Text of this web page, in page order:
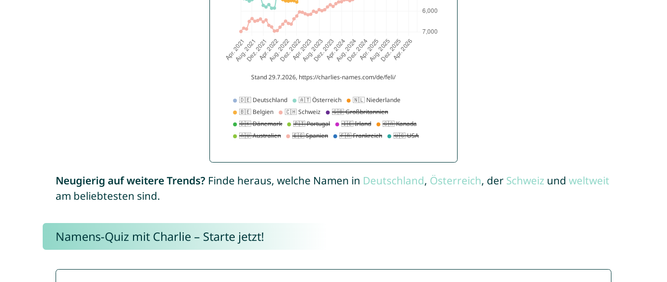
Neugierig auf weitere Trends? Finde heraus, welche Namen in Deutschland, Österreich, der Schweiz und weltweit
am beliebtesten sind.
Namens-Quiz mit Charlie – Starte jetzt!